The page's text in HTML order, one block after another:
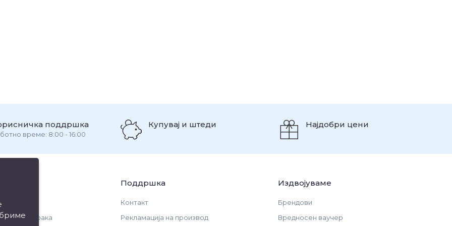
поддршка
време: 8:00 - 16:00
Купувај и штеди Најдобри цени
за испорака
Поддршка
Контакт
Рекламација на производ
Издвојуваме
Брендови
Вредносен ваучер